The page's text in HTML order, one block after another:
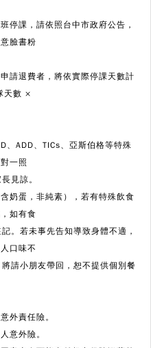
停課，請依照台中市政府公告，
臉書粉
請退費者，將依實際停課天數計
天數 ×
、ADD、TICs、亞斯伯格等特殊
一照
見諒。
奶蛋，非純素），若有特殊飲食
如有食
。若未事先告知導致身體不適，
口味不
請小朋友帶回，恕不提供個別餐
外責任險。
意外險。